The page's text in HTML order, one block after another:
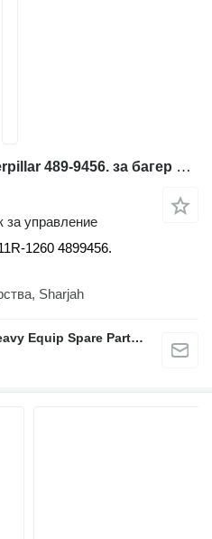
Блок за управление Caterpillar 489-9456. за багер Caterpillar 320GC. 326GC. 320DL. 336 323 374
за управление
1260 4899456.
Sharjah
Mohammad AL karmy New Heavy Equip Spare Parts TR L.L.C Sole proprietorship